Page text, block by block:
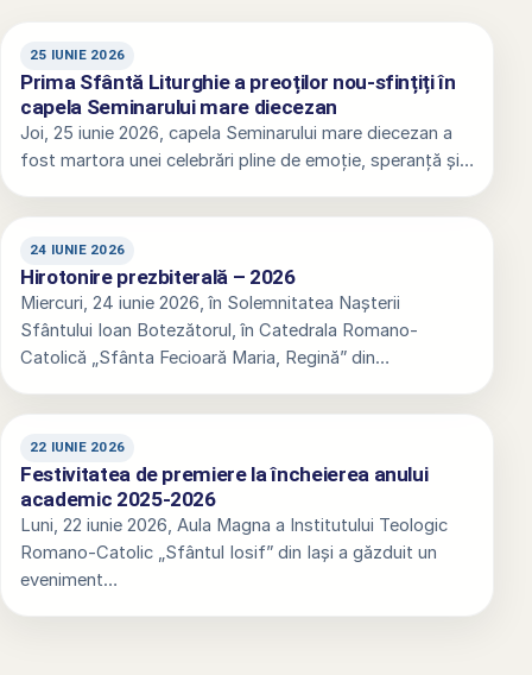
25 IUNIE 2026
Prima Sfântă Liturghie a preoților nou-sfințiți în
capela Seminarului mare diecezan
Joi, 25 iunie 2026, capela Seminarului mare diecezan a
fost martora unei celebrări pline de emoție, speranță și…
24 IUNIE 2026
Hirotonire prezbiterală – 2026
Miercuri, 24 iunie 2026, în Solemnitatea Nașterii
Sfântului Ioan Botezătorul, în Catedrala Romano-
Catolică „Sfânta Fecioară Maria, Regină” din…
22 IUNIE 2026
Festivitatea de premiere la încheierea anului
academic 2025-2026
Luni, 22 iunie 2026, Aula Magna a Institutului Teologic
Romano-Catolic „Sfântul Iosif” din Iași a găzduit un
eveniment…